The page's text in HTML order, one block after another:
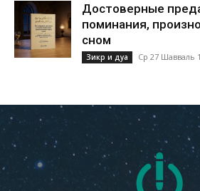
Достоверные
поминания,
сном
Зикр и дуа Ср 27 Шавваль